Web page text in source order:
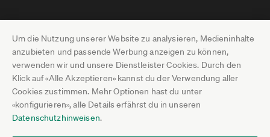
Um die Nutzung unserer Website zu analysieren, Medieninhalte
anzubieten und passende Werbung anzeigen zu können,
verwenden wir und unsere Dienstleister Cookies. Durch den
Klick auf «Alle Akzeptieren» kannst du der Verwendung aller
Cookies zustimmen. Mehr Optionen hast du unter
«konfigurieren», alle Details erfährst du in unseren
Datenschutzhinweisen.
Impressum
Datenschutz
Pressebereich
Jobs